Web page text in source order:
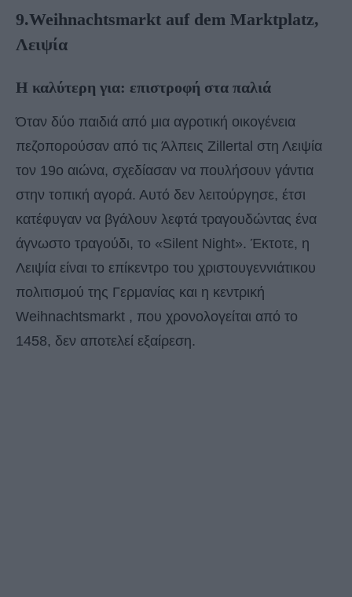
9.Weihnachtsmarkt auf dem Marktplatz,
Λειψία
Η καλύτερη για: επιστροφή στα παλιά
Όταν δύο παιδιά από μια αγροτική οικογένεια
πεζοπορούσαν από τις Άλπεις Zillertal στη Λειψία
τον 19ο αιώνα, σχεδίασαν να πουλήσουν γάντια
στην τοπική αγορά. Αυτό δεν λειτούργησε, έτσι
κατέφυγαν να βγάλουν λεφτά τραγουδώντας ένα
άγνωστο τραγούδι, το «Silent Night». Έκτοτε, η
Λειψία είναι το επίκεντρο του χριστουγεννιάτικου
πολιτισμού της Γερμανίας και η κεντρική
Weihnachtsmarkt , που χρονολογείται από το
1458, δεν αποτελεί εξαίρεση.